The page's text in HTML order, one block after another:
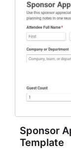
Sponsor
Template